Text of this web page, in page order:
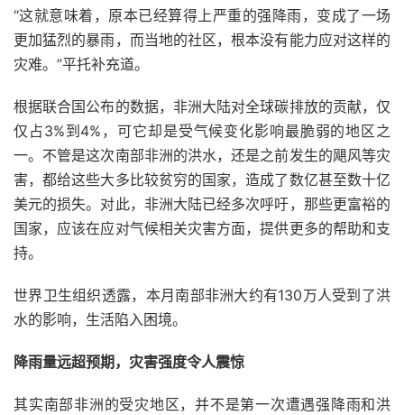
“这就意味着，原本已经算得上严重的强降雨，变成了一场
更加猛烈的暴雨，而当地的社区，根本没有能力应对这样的
灾难。”平托补充道。
根据联合国公布的数据，非洲大陆对全球碳排放的贡献，仅
仅占3%到4%，可它却是受气候变化影响最脆弱的地区之
一。不管是这次南部非洲的洪水，还是之前发生的飓风等灾
害，都给这些大多比较贫穷的国家，造成了数亿甚至数十亿
美元的损失。对此，非洲大陆已经多次呼吁，那些更富裕的
国家，应该在应对气候相关灾害方面，提供更多的帮助和支
持。
世界卫生组织透露，本月南部非洲大约有130万人受到了洪
水的影响，生活陷入困境。
降雨量远超预期，灾害强度令人震惊
其实南部非洲的受灾地区，并不是第一次遭遇强降雨和洪